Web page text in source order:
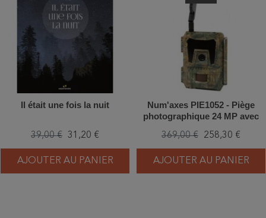
Il était une fois la nuit
39,00 € 31,20 €
AJOUTER AU PANIER
Num'axes PIE1052 - Piège
photographique 24 MP avec
369,00 € 258,30 €
AJOUTER AU PANIER